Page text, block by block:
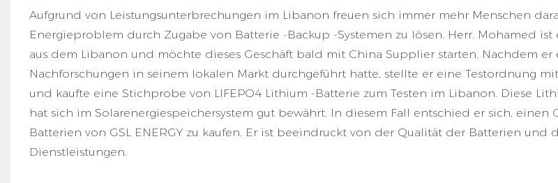
Aufgrund von Leistungsunterbrechungen im Libanon freuen sich immer mehr Menschen
Energieproblem durch Zugabe von Batterie -Backup -Systemen zu lösen. Herr. Mohamed ist
aus dem Libanon und möchte dieses Geschäft bald mit China Supplier starten. Nachdem er
Nachforschungen in seinem lokalen Markt durchgeführt hatte, stellte er eine Testordnung
und kaufte eine Stichprobe von LIFEPO4 Lithium -Batterie zum Testen im Libanon. Diese
hat sich im Solarenergiespeichersystem gut bewährt. In diesem Fall entschied er sich, einen
Batterien von GSL ENERGY zu kaufen. Er ist beeindruckt von der Qualität der Batterien und
Dienstleistungen.